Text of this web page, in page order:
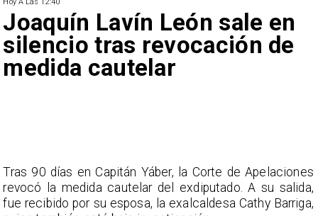
Joaquín Lavín León sale en
silencio tras revocación de
medida cautelar
Tras 90 días en Capitán Yáber, la Corte de Apelaciones
revocó la medida cautelar del exdiputado. A su salida,
fue recibido por su esposa, la exalcaldesa Cathy Barriga,